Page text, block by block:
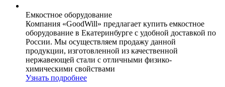
Емкостное оборудование
Компания «GoodWill» предлагает купить емкостное
оборудование в Екатеринбурге с удобной доставкой по
России. Мы осуществляем продажу данной
продукции, изготовленной из качественной
нержавеющей стали с отличными физико-
химическими свойствами
Узнать подробнее